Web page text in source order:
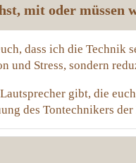
mit oder müssen
dass ich die
und Stress, sondern
gibt, die
des Tontechnikers